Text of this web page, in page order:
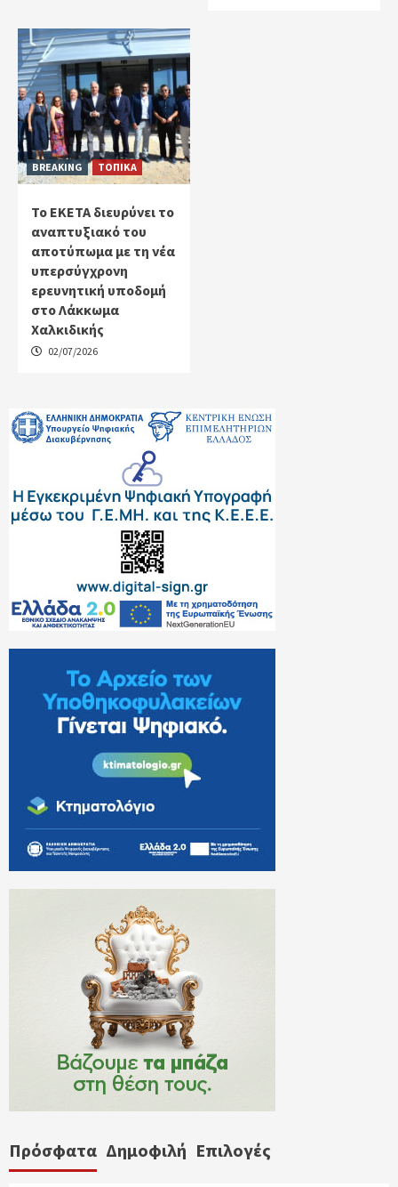
BREAKING ΤΟΠΙΚΑ
Το ΕΚΕΤΑ διευρύνει το
αναπτυξιακό του
αποτύπωμα με τη νέα
υπερσύγχρονη
ερευνητική υποδομή
στο Λάκκωμα
Χαλκιδικής
02/07/2026
Πρόσφατα Δημοφιλή Επιλογές